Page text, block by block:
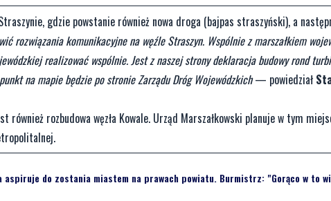
gdzie powstanie również nowa droga (bajpas straszyński), a
rozwiązania komunikacyjne na węźle Straszyn. Wspólnie z marszałkiem
realizować wspólnie. Jest z naszej strony deklaracja budowy rond
na mapie będzie po stronie Zarządu Dróg Wojewódzkich— powiedział
również rozbudowa węzła Kowale. Urząd Marszałkowski planuje w tym
aspiruje do zostania miastem na prawach powiatu. Burmistrz: "Gorąco w to